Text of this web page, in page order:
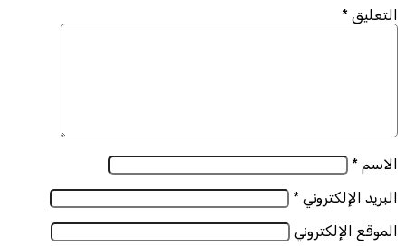
التعليق *
الاسم *
البريد الإلكتروني *
الموقع الإلكتروني